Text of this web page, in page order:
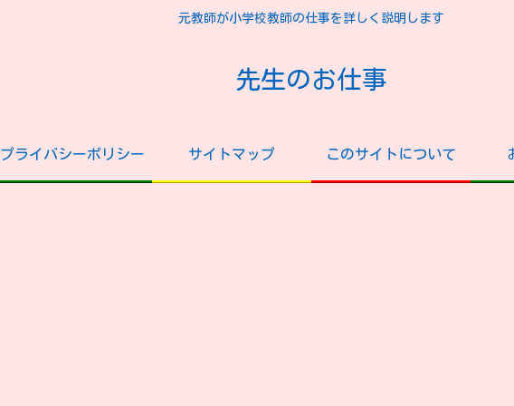
元教師が小学校教師の仕事を詳しく説明します
先生のお仕事
プライバシーポリシー サイトマップ このサイトについて